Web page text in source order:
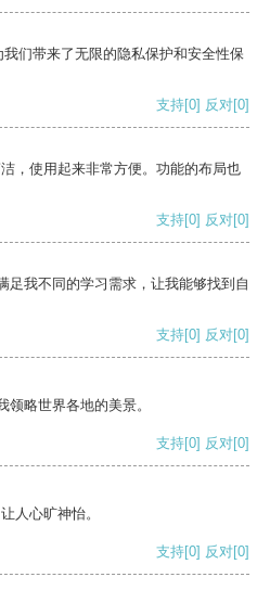
们带来了无限的隐私保护和安全性保
支持[0] 反对[0]
，使用起来非常方便。功能的布局也
支持[0] 反对[0]
足我不同的学习需求，让我能够找到自
支持[0] 反对[0]
略世界各地的美景。
支持[0] 反对[0]
人心旷神怡。
支持[0] 反对[0]